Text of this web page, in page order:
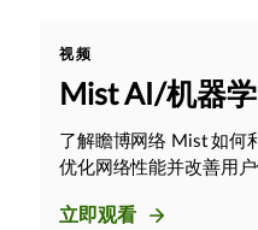
视频
Mist AI/机器学
了解瞻博网络 Mist 如何
优化网络性能并改善用户
立即观看